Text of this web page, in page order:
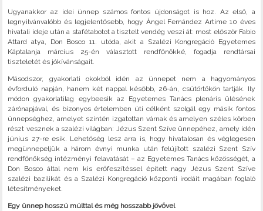
Ugyanakkor az idei ünnep számos fontos újdonságot is hoz. Az első, a
legnyilvánvalóbb és legjelentősebb, hogy Ángel Fernández Artime 10 éves
hivatali ideje után a stafétabotot a tisztelt vendég veszi át: most először Fabio
Attard atya, Don Bosco 11. utóda, akit a Szalézi Kongregáció Egyetemes
Káptalanja március 25-én választott rendfőnökké, fogadja rendtársai
tiszteletét és jókívánságait.
Másodszor, gyakorlati okokból idén az ünnepet nem a hagyományos
évforduló napján, hanem két nappal később, 26-án, csütörtökön tartják. Ily
módon gyakorlatilag egybeesik az Egyetemes Tanács plenáris ülésének
zárónapjával, és bizonyos értelemben úti célként szolgál egy másik fontos
ünnepséghez, amelyet szintén izgatottan várnak és amelyen széles körben
részt vesznek a szalézi világban: Jézus Szent Szíve ünnepéhez, amely idén
június 27-re esik. Lehetőség lesz arra is, hogy hivatalosan és véglegesen
megünnepeljük a három évnyi munka után felújított szalézi Szent Szív
rendfőnökség intézményi felavatását – az Egyetemes Tanács közösségét, a
Don Bosco által nem kis erőfeszítéssel épített nagy Jézus Szent Szíve
szalézi bazilikát és a Szalézi Kongregáció központi irodáit magában foglaló
létesítményeket.
Egy ünnep hosszú múlttal és még hosszabb jövővel